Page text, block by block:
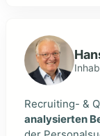
Recruiting- &
analysierten